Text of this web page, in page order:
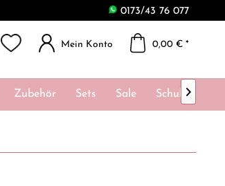
0173/43 76 077
Mein Konto 0,00 € *
Zubehör Sets Sale Schulungen
